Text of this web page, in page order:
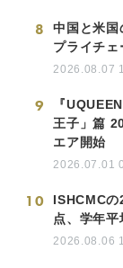
8
中国と米国
プライチ
2026.08.07
9
『
王子」篇
エア開始
2026.07.01
10
ISHCMC
点、学年
2026.08.06